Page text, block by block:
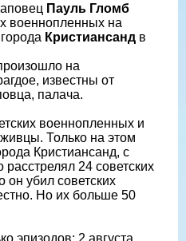
Пауль Гломб
военнопленных на
Кристиансанд в
на
известны от
палача.
военнопленных и
Только на этом
Кристиансанд, с
расстрелял 24 советских
он убил советских
Но их больше 50
эпизодов: 2 августа